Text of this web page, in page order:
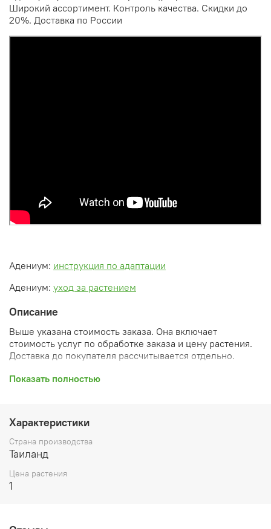
Широкий ассортимент. Контроль качества. Скидки до
20%. Доставка по России
Адениум: инструкция по адаптации
Адениум: уход за растением
Описание
Выше указана стоимость заказа. Она включает
стоимость услуг по обработке заказа и цену растения.
Доставка до покупателя рассчитывается отдельно.
автоматически. При обработке в заказ будут внесены
необходимые изменения и дополнения (применены
скидки, уточнен способ доставки, сделано
бронирование и т.д.). Затем вам будут высланы
согласованные счета со ссылками на оплату услуг и
растений. При этом предварительный заказ теряет силу.
Показать полностью
Характеристики
Страна производства
Таиланд
Цена растения
1